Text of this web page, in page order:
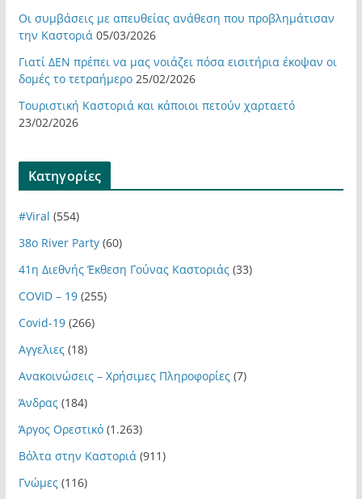
Οι συμβάσεις με απευθείας ανάθεση που προβλημάτισαν
την Καστοριά 05/03/2026
Γιατί ΔΕΝ πρέπει να μας νοιάζει πόσα εισιτήρια έκοψαν οι
δομές το τετραήμερο 25/02/2026
Τουριστική Καστοριά και κάποιοι πετούν χαρταετό
23/02/2026
Kατηγορίες
#Viral (554)
38ο River Party(60)
41η Διεθνής Έκθεση Γούνας Καστοριάς(33)
COVID – 19(255)
Covid-19(266)
Αγγελιες(18)
Ανακοινώσεις – Χρήσιμες Πληροφορίες(7)
Άνδρας(184)
Άργος Ορεστικό(1.263)
Βόλτα στην Καστοριά (911)
Γνώμες(116)